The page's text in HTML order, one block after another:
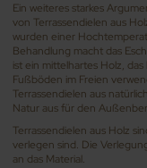
Ein weiteres starkes
von Terrassendielen aus
wurden einer
Behandlung macht das
ist ein mittelhartes Holz,
Fußböden im Freien
Terrassendielen aus
Natur aus für den
Terrassendielen aus Holz
verlegen sind. Die
an das Material.